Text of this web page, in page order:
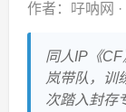
作者：吇呐网 ·
同人IP《CF
岚带队，训
次踏入封存